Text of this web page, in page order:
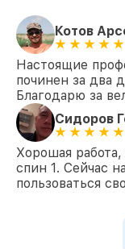
Котов
Настоящие
починен за два
Благодарю за
Сидоров
Хорошая
спин 1. Сейчас
пользоваться